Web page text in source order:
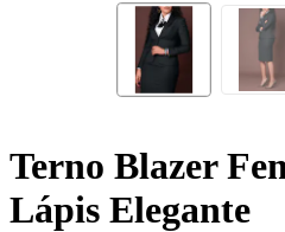
Terno Blazer
Lápis Elegante